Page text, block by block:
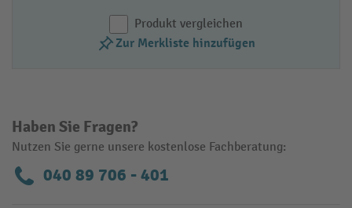
Produkt vergleichen
Zur Merkliste hinzufügen
Haben Sie Fragen?
Nutzen Sie gerne unsere kostenlose Fachberatung:
040 89 706 - 401